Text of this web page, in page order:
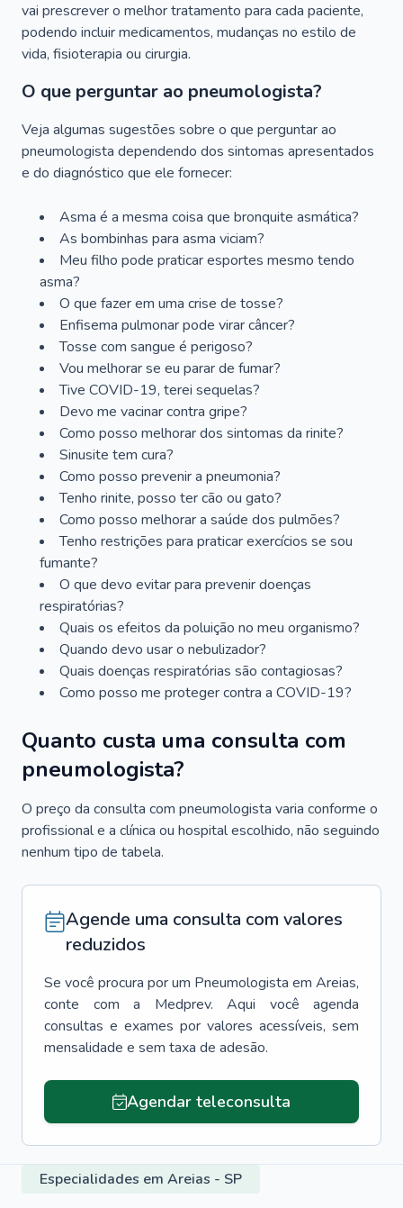
vai prescrever o melhor tratamento para cada paciente,
podendo incluir medicamentos, mudanças no estilo de
vida, fisioterapia ou cirurgia.
O que perguntar ao pneumologista?
Veja algumas sugestões sobre o que perguntar ao
pneumologista dependendo dos sintomas apresentados
e do diagnóstico que ele fornecer:
Asma é a mesma coisa que bronquite asmática?
As bombinhas para asma viciam?
Meu filho pode praticar esportes mesmo tendo
asma?
O que fazer em uma crise de tosse?
Enfisema pulmonar pode virar câncer?
Tosse com sangue é perigoso?
Vou melhorar se eu parar de fumar?
Tive COVID-19, terei sequelas?
Devo me vacinar contra gripe?
Como posso melhorar dos sintomas da rinite?
Sinusite tem cura?
Como posso prevenir a pneumonia?
Tenho rinite, posso ter cão ou gato?
Como posso melhorar a saúde dos pulmões?
Tenho restrições para praticar exercícios se sou
fumante?
O que devo evitar para prevenir doenças
respiratórias?
Quais os efeitos da poluição no meu organismo?
Quando devo usar o nebulizador?
Quais doenças respiratórias são contagiosas?
Como posso me proteger contra a COVID-19?
Quanto custa uma consulta com
pneumologista?
O preço da consulta com pneumologista varia conforme o
profissional e a clínica ou hospital escolhido, não seguindo
nenhum tipo de tabela.
Agende uma consulta com valores
reduzidos
Se você procura por um Pneumologista em Areias,
conte com a Medprev. Aqui você agenda
consultas e exames por valores acessíveis, sem
mensalidade e sem taxa de adesão.
Agendar teleconsulta
Especialidades em Areias - SP